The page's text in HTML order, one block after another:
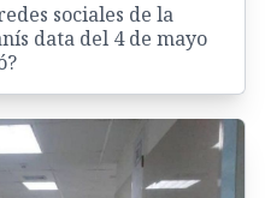
sociales de la
data del 4 de mayo